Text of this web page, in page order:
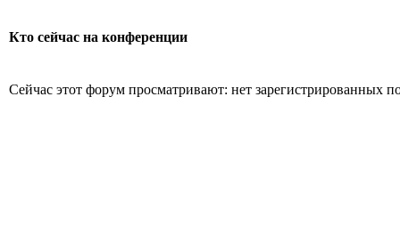
Кто сейчас на конференции
Сейчас этот форум просматривают: нет зарегистрированных